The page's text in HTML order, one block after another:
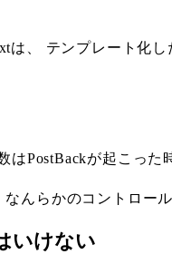
、 テンプレート化
PostBackが起こった
んらかのコントロー
いけない